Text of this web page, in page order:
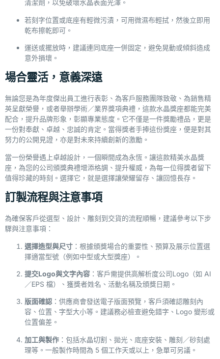
清潔劑，以免破壞水晶表面光澤。
若刻字位置或底座有輕微污漬，可用微濕布輕拭，然後立即用
乾布擦乾即可。
運送或擺放時，建議連同底座一併固定，避免晃動或傾斜造成
意外損壞。
場合靈活，意義深遠
無論您是為年度傑出員工進行表彰、為客戶服務團隊致敬、為銷售精
英呈獻榮譽，或者舉辦學術／業界獎項典禮，這款水晶獎座都能完美
配合，提升品牌形象，彰顯專業態度。它不僅是一件獎勵禮品，更是
一份對奉獻、卓越、忠誠的肯定。當得獎者手捧這份獎座，便是對其
努力的公開見證，亦是對未來持續創新的激勵。
當一份榮譽遇上卓越設計，一個瞬間成為永恆。讓這款精美水晶獎
座，為您的公司頒獎典禮增添格調、提升權威，為每一位得獎者留下
值得珍藏的時刻。選擇它，就是選擇讓榮耀留存、讓回憶長存。
訂製流程與注意事項
為確保客戶從選型、設計、雕刻到交貨的流程順暢，建議參考以下步
驟與注意事項：
選擇造型與尺寸 ：根據頒獎場合的重要性、預算及展示位置選
擇適當型號（例如中型或大型獎座）。
提交Logo與文字內容 ：客戶需提供高解析度公司Logo（如 AI
／EPS 檔）、獲獎者姓名、活動名稱及頒獎日期。
版面確認 ：供應商會發送電子版面預覽，客戶須確認雕刻內
容、位置、字型大小等。建議務必檢查避免錯字、Logo 變形或
位置偏差。
加工與製作 ：包括水晶切割、拋光、底座安裝、雕刻／砂刻處
理等。一般製作時間為 5 個工作天或以上，急單可另議。